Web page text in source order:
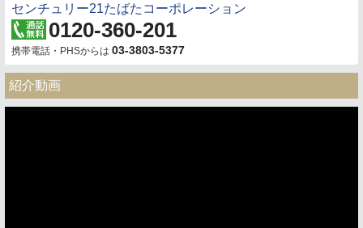
センチュリー21たばたコーポレーション
0120-360-201
携帯電話・PHSからは 03-3803-5377
紹介動画